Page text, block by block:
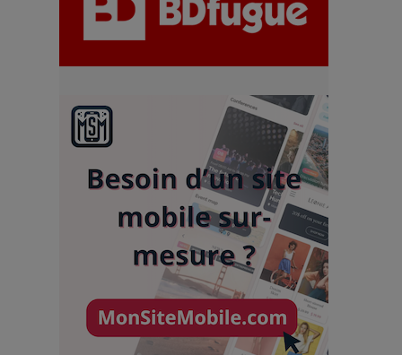
du précipice
ans d’électro sous les
montagnes, une fête à ne pas
manquer